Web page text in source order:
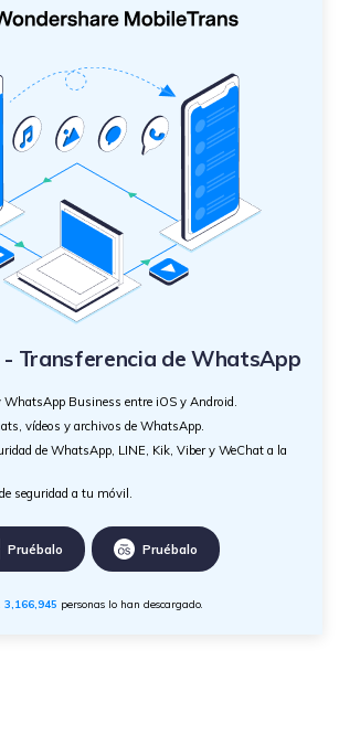
- Transferencia de WhatsApp
Business entre iOS y Android.
vídeos y archivos de WhatsApp.
de WhatsApp, LINE, Kik, Viber y WeChat a la
seguridad a tu móvil.
Pruébalo Pruébalo
3,166,946 personas lo han descargado.